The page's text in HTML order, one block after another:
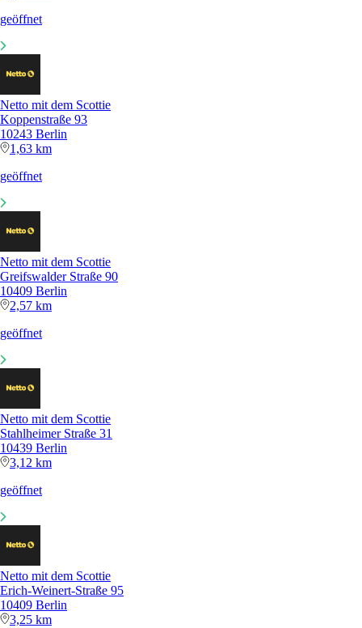
geöffnet
Netto mit dem Scottie
Koppenstraße 93
10243 Berlin
1,63 km
geöffnet
Netto mit dem Scottie
Greifswalder Straße 90
10409 Berlin
2,57 km
geöffnet
Netto mit dem Scottie
Stahlheimer Straße 31
10439 Berlin
3,12 km
geöffnet
Netto mit dem Scottie
Erich-Weinert-Straße 95
10409 Berlin
3,25 km